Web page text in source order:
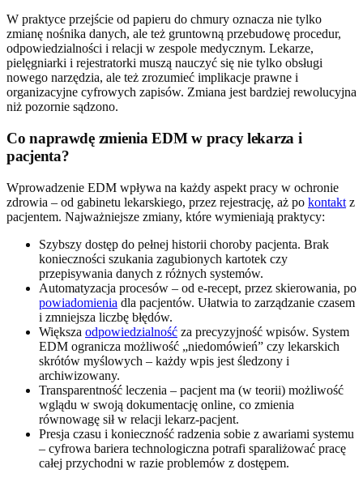
W praktyce przejście od papieru do chmury oznacza nie tylko
zmianę nośnika danych, ale też gruntowną przebudowę procedur,
odpowiedzialności i relacji w zespole medycznym. Lekarze,
pielęgniarki i rejestratorki muszą nauczyć się nie tylko obsługi
nowego narzędzia, ale też zrozumieć implikacje prawne i
organizacyjne cyfrowych zapisów. Zmiana jest bardziej rewolucyjna
niż pozornie sądzono.
Co naprawdę zmienia EDM w pracy lekarza i
pacjenta?
Wprowadzenie EDM wpływa na każdy aspekt pracy w ochronie
zdrowia – od gabinetu lekarskiego, przez rejestrację, aż po kontakt z
pacjentem. Najważniejsze zmiany, które wymieniają praktycy:
Szybszy dostęp do pełnej historii choroby pacjenta. Brak
konieczności szukania zagubionych kartotek czy
przepisywania danych z różnych systemów.
Automatyzacja procesów – od e-recept, przez skierowania, po
powiadomienia dla pacjentów. Ułatwia to zarządzanie czasem
i zmniejsza liczbę błędów.
Większa odpowiedzialność za precyzyjność wpisów. System
EDM ogranicza możliwość „niedomówień” czy lekarskich
skrótów myślowych – każdy wpis jest śledzony i
archiwizowany.
Transparentność leczenia – pacjent ma (w teorii) możliwość
wglądu w swoją dokumentację online, co zmienia
równowagę sił w relacji lekarz-pacjent.
Presja czasu i konieczność radzenia sobie z awariami systemu
– cyfrowa bariera technologiczna potrafi sparaliżować pracę
całej przychodni w razie problemów z dostępem.